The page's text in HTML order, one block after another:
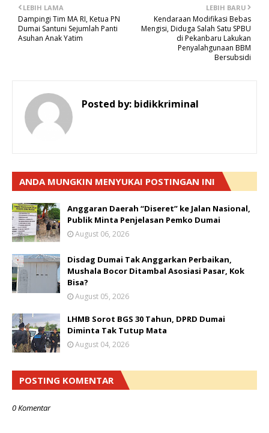
LEBIH BARU
Kendaraan Modifikasi Bebas
Mengisi, Diduga Salah Satu SPBU
di Pekanbaru Lakukan
Penyalahgunaan BBM
Bersubsidi
LEBIH LAMA
Dampingi Tim MA RI, Ketua PN
Dumai Santuni Sejumlah Panti
Asuhan Anak Yatim
Posted by: bidikkriminal
ANDA MUNGKIN MENYUKAI POSTINGAN INI
Anggaran Daerah “Diseret” ke Jalan Nasional,
Publik Minta Penjelasan Pemko Dumai
August 06, 2026
Disdag Dumai Tak Anggarkan Perbaikan,
Mushala Bocor Ditambal Asosiasi Pasar, Kok
Bisa?
August 05, 2026
LHMB Sorot BGS 30 Tahun, DPRD Dumai
Diminta Tak Tutup Mata
August 04, 2026
POSTING KOMENTAR
0 Komentar